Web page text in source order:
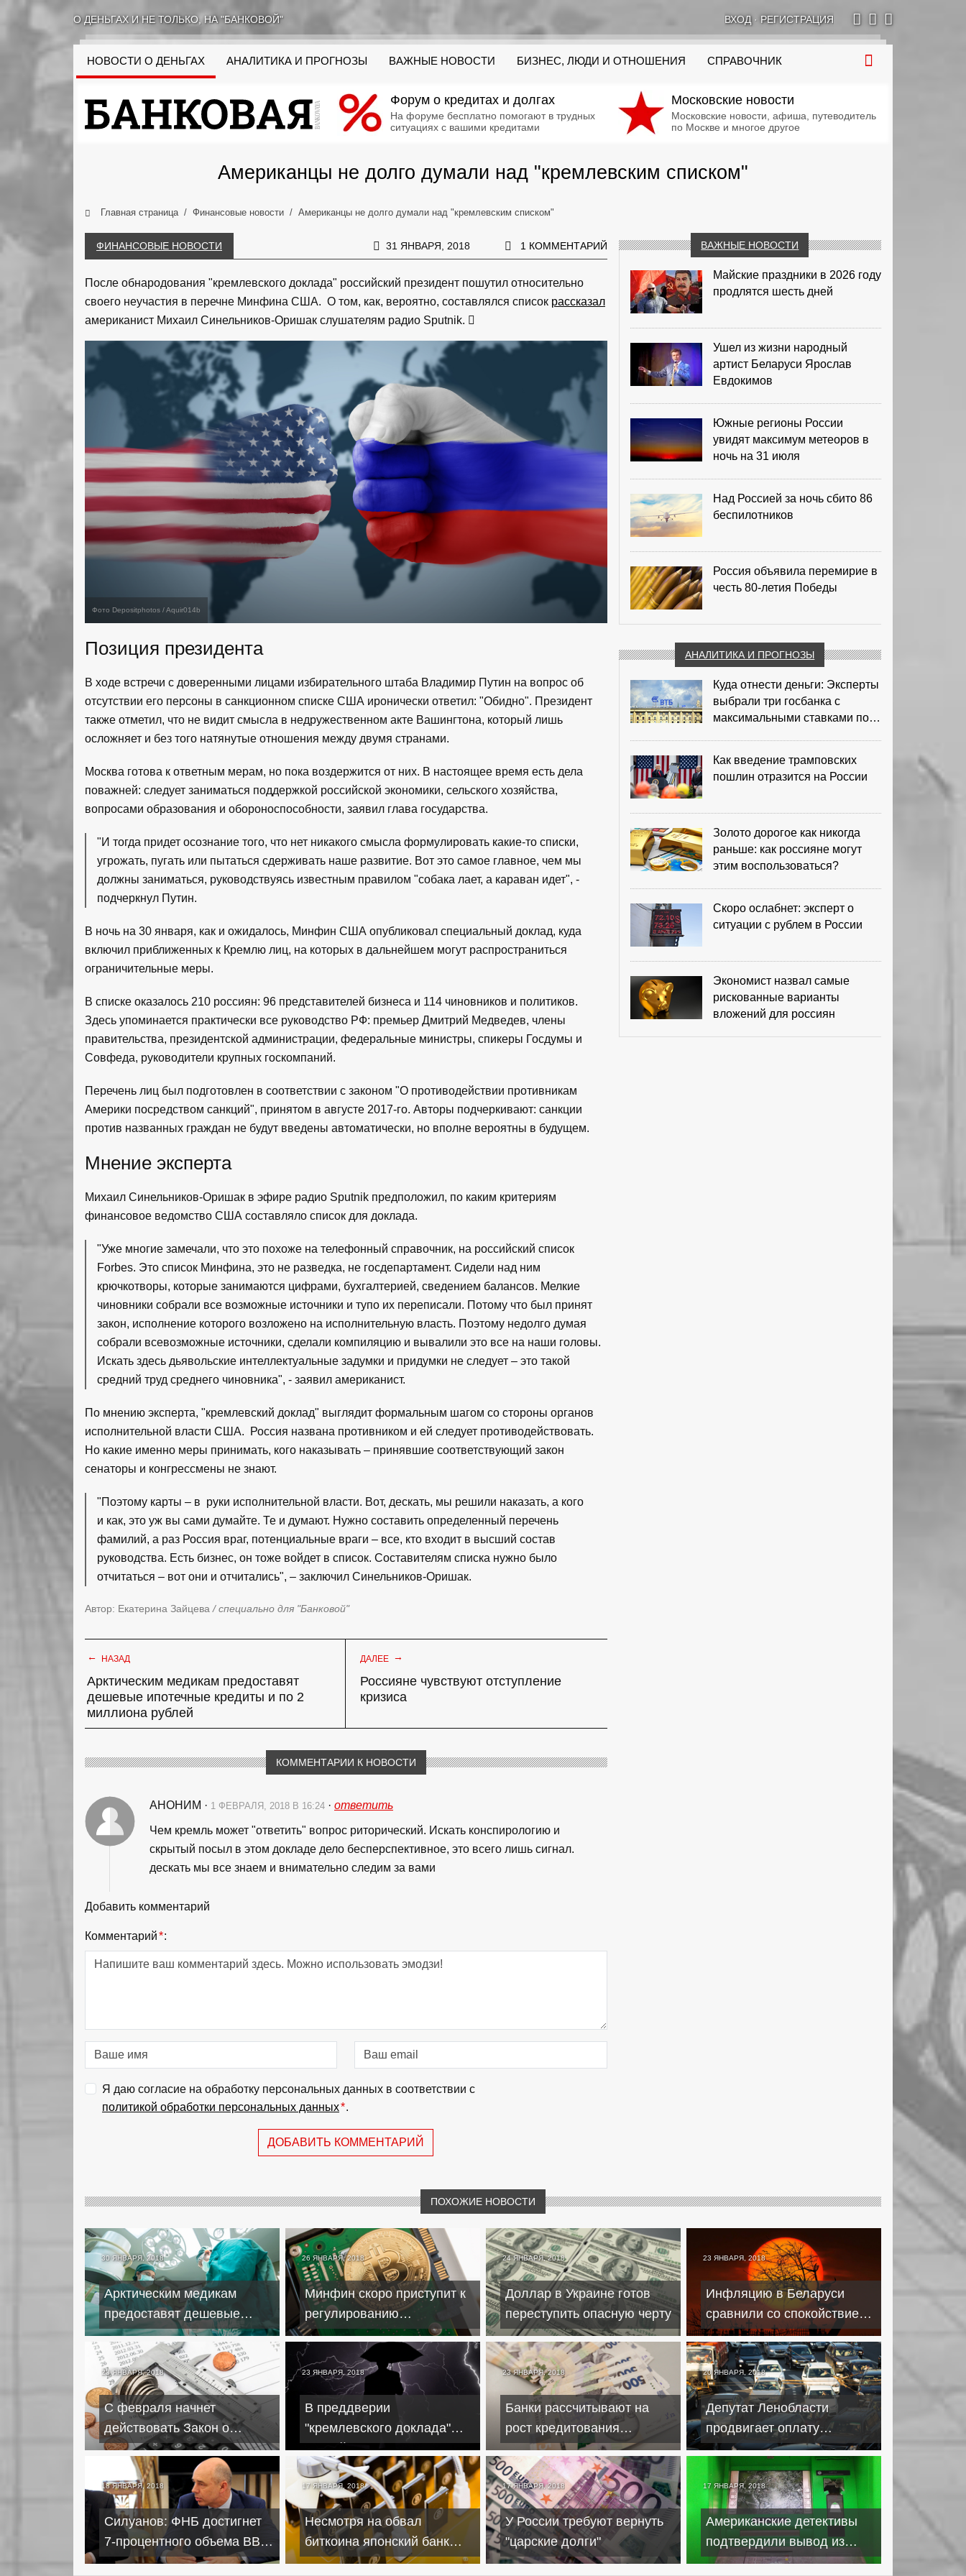
О ДЕНЬГАХ И НЕ ТОЛЬКО, НА "БАНКОВОЙ" ВХОД· РЕГИСТРАЦИЯ
НОВОСТИ О ДЕНЬГАХ АНАЛИТИКА И ПРОГНОЗЫ ВАЖНЫЕ НОВОСТИ БИЗНЕС, ЛЮДИ И ОТНОШЕНИЯ СПРАВОЧНИК
Форум о кредитах и долгах
На форуме бесплатно помогают в трудных
ситуациях с вашими кредитами
Московские новости
Московские новости, афиша, путеводитель
по Москве и многое другое
Американцы не долго думали над "кремлевским списком"
Главная страница Финансовые новости Американцы не долго думали над "кремлевским списком"
ФИНАНСОВЫЕ НОВОСТИ 31 ЯНВАРЯ, 2018 1 КОММЕНТАРИЙ
После обнародования "кремлевского доклада" российский президент пошутил относительно
своего неучастия в перечне Минфина США. О том, как, вероятно, составлялся список рассказал
американист Михаил Синельников-Оришак слушателям радио Sputnik.
Фото Depositphotos / Aquir014b
Позиция президента
В ходе встречи с доверенными лицами избирательного штаба Владимир Путин на вопрос об
отсутствии его персоны в санкционном списке США иронически ответил: "Обидно". Президент
также отметил, что не видит смысла в недружественном акте Вашингтона, который лишь
осложняет и без того натянутые отношения между двумя странами.
Москва готова к ответным мерам, но пока воздержится от них. В настоящее время есть дела
поважней: следует заниматься поддержкой российской экономики, сельского хозяйства,
вопросами образования и обороноспособности, заявил глава государства.
"И тогда придет осознание того, что нет никакого смысла формулировать какие-то списки,
угрожать, пугать или пытаться сдерживать наше развитие. Вот это самое главное, чем мы
должны заниматься, руководствуясь известным правилом "собака лает, а караван идет", -
подчеркнул Путин.
В ночь на 30 января, как и ожидалось, Минфин США опубликовал специальный доклад, куда
включил приближенных к Кремлю лиц, на которых в дальнейшем могут распространиться
ограничительные меры.
В списке оказалось 210 россиян: 96 представителей бизнеса и 114 чиновников и политиков.
Здесь упоминается практически все руководство РФ: премьер Дмитрий Медведев, члены
правительства, президентской администрации, федеральные министры, спикеры Госдумы и
Совфеда, руководители крупных госкомпаний.
Перечень лиц был подготовлен в соответствии с законом "О противодействии противникам
Америки посредством санкций", принятом в августе 2017-го. Авторы подчеркивают: санкции
против названных граждан не будут введены автоматически, но вполне вероятны в будущем.
Мнение эксперта
Михаил Синельников-Оришак в эфире радио Sputnik предположил, по каким критериям
финансовое ведомство США составляло список для доклада.
"Уже многие замечали, что это похоже на телефонный справочник, на российский список
Forbes. Это список Минфина, это не разведка, не госдепартамент. Сидели над ним
крючкотворы, которые занимаются цифрами, бухгалтерией, сведением балансов. Мелкие
чиновники собрали все возможные источники и тупо их переписали. Потому что был принят
закон, исполнение которого возложено на исполнительную власть. Поэтому недолго думая
собрали всевозможные источники, сделали компиляцию и вывалили это все на наши головы.
Искать здесь дьявольские интеллектуальные задумки и придумки не следует – это такой
средний труд среднего чиновника", - заявил американист.
По мнению эксперта, "кремлевский доклад" выглядит формальным шагом со стороны органов
исполнительной власти США. Россия названа противником и ей следует противодействовать.
Но какие именно меры принимать, кого наказывать – принявшие соответствующий закон
сенаторы и конгрессмены не знают.
"Поэтому карты – в руки исполнительной власти. Вот, дескать, мы решили наказать, а кого
и как, это уж вы сами думайте. Те и думают. Нужно составить определенный перечень
фамилий, а раз Россия враг, потенциальные враги – все, кто входит в высший состав
руководства. Есть бизнес, он тоже войдет в список. Составителям списка нужно было
отчитаться – вот они и отчитались", – заключил Синельников-Оришак.
Автор: Екатерина Зайцева / специально для "Банковой"
← НАЗАД
Арктическим медикам предоставят
дешевые ипотечные кредиты и по 2
миллиона рублей
ДАЛЕЕ →
Россияне чувствуют отступление
кризиса
КОММЕНТАРИИ К НОВОСТИ
АНОНИМ · 1 ФЕВРАЛЯ, 2018 В 16:24 · ответить
Чем кремль может "ответить" вопрос риторический. Искать конспирологию и
скрытый посыл в этом докладе дело бесперспективное, это всего лишь сигнал.
дескать мы все знаем и внимательно следим за вами
Добавить комментарий
Комментарий*:
Я даю согласие на обработку персональных данных в соответствии с
политикой обработки персональных данных*.
ДОБАВИТЬ КОММЕНТАРИЙ
ВАЖНЫЕ НОВОСТИ
Майские праздники в 2026 году
продлятся шесть дней
Ушел из жизни народный
артист Беларуси Ярослав
Евдокимов
Южные регионы России
увидят максимум метеоров в
ночь на 31 июля
Над Россией за ночь сбито 86
беспилотников
Россия объявила перемирие в
честь 80-летия Победы
АНАЛИТИКА И ПРОГНОЗЫ
Куда отнести деньги: Эксперты
выбрали три госбанка с
максимальными ставками по
Как введение трамповских
пошлин отразится на России
Золото дорогое как никогда
раньше: как россияне могут
этим воспользоваться?
Скоро ослабнет: эксперт о
ситуации с рублем в России
Экономист назвал самые
рискованные варианты
вложений для россиян
ПОХОЖИЕ НОВОСТИ
30 ЯНВАРЯ, 2018
Арктическим медикам
предоставят дешевые
ипотечные кредиты и по 2
миллиона рублей
26 ЯНВАРЯ, 2018
Минфин скоро приступит к
регулированию
криптовалютного рынка
24 ЯНВАРЯ, 2018
Доллар в Украине готов
переступить опасную черту
23 ЯНВАРЯ, 2018
Инфляцию в Беларуси
сравнили со спокойствием
на кладбище
23 ЯНВАРЯ, 2018
С февраля начнет
действовать Закон о
синдицированном кредите
23 ЯНВАРЯ, 2018
В преддверии
"кремлевского доклада"
российские толстосумы
зачастили в Вашингтон
23 ЯНВАРЯ, 2018
Банки рассчитывают на
рост кредитования
населения и бизнеса на
протяжении года
20 ЯНВАРЯ, 2018
Депутат Ленобласти
продвигает оплату
парковки в кредит
18 ЯНВАРЯ, 2018
Силуанов: ФНБ достигнет
7-процентного объема ВВП
не ранее 2019 года
17 ЯНВАРЯ, 2018
Несмотря на обвал
биткоина японский банк
планирует открыть
17 ЯНВАРЯ, 2018
У России требуют вернуть
"царские долги"
17 ЯНВАРЯ, 2018
Американские детективы
подтвердили вывод из
Приватбанка миллиардов